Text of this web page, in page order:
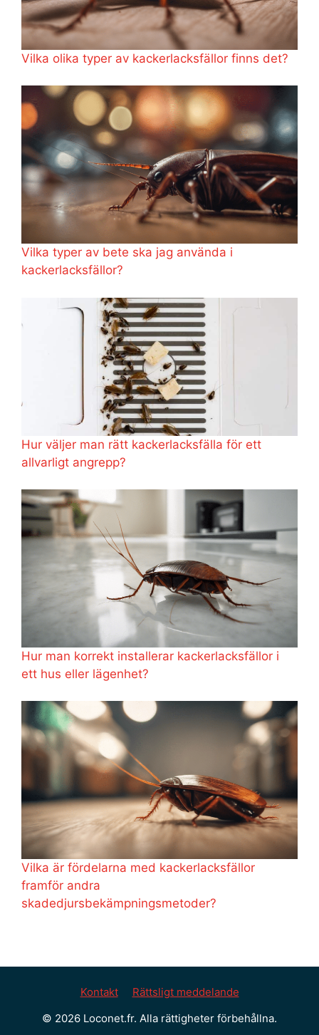
Vilka olika typer av kackerlacksfällor finns det?
Vilka typer av bete ska jag använda i
kackerlacksfällor?
Hur väljer man rätt kackerlacksfälla för ett
allvarligt angrepp?
Hur man korrekt installerar kackerlacksfällor i
ett hus eller lägenhet?
Vilka är fördelarna med kackerlacksfällor
framför andra
skadedjursbekämpningsmetoder?
Kontakt
Rättsligt meddelande
© 2026 Loconet.fr. Alla rättigheter förbehållna.